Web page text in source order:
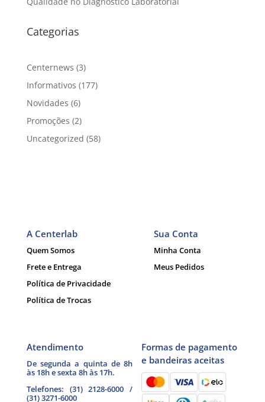
Categorias
Centernews (3)
Informativos (177)
Novidades (6)
Promoções (2)
Uncategorized (58)
A Centerlab
Quem Somos
Frete e Entrega
Política de Privacidade
Política de Trocas
Sua Conta
Minha Conta
Meus Pedidos
Atendimento
De segunda a quinta de 8h
às 18h e sexta 8h às 17h.
Telefones: (31) 2128-6000 /
(31) 3271-6000
Formas de pagamento
e bandeiras aceitas